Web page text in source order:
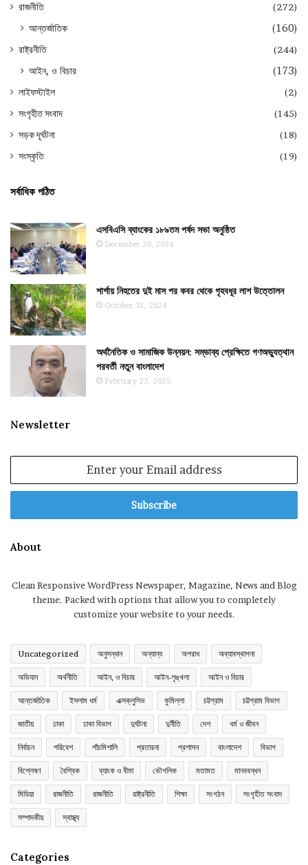
রাজনীতি
(272)
আন্তর্জাতিক (160)
রাষ্ট্রনীতি (244)
আইন, ও বিচার (173)
লাইফস্টাইল
(2)
সংগৃহীত সংবাদ
(145)
সড়ক দূর্ঘটনা
(18)
সংস্কৃতি
(19)
সর্বাধিক পঠিত
এসবিএসি ব্যাংকের ১৮৯তম পর্ষদ সভা অনুষ্ঠিত
December 30, 2024
শার্শায় নিহতের দুই মাস পর কবর থেকে গৃহবধূর লাশ উত্তোলন
October 31, 2024
অর্থনৈতিক ও সামাজিক উন্নয়ন: সম্ভাব্য প্রেক্ষিতে গণঅভ্যুত্থান
পরবর্তী নতুন বাংলাদেশ
February 23, 2025
Newsletter
Email
About
Clean Responsive WordPress Newspaper, Magazine, News and Blog
theme. Packed with options that allow you to completely
customize your website to your needs.
Uncategorized অনুসন্ধান অন্যান্য অপরাধ অব্যাবস্থাপনা
অভিযান অর্থনীতি আইন, ও বিচার আইন-শৃঙ্খলা আইন ও বিচার
আন্তর্জাতিক ইসলাম ধর্ম এক্সক্লুসিভ কুমিল্লা চট্টগ্রাম চট্টগ্রাম বিভাগ
জাতীয় ঢাকা ঢাকা বিভাগ দুর্ঘটনা দুর্নীতি দেশ ধর্ম ও জীবন
নির্বাচন পরিবেশ পাঁচমিশালি প্রতারনা প্রশাসন বাংলাদেশ বিভাগ
বিশ্লেষণ বৈশ্বিক ব্যাংক ও বীমা ভৌগলিক মতামত মানববন্ধন
মিডিয়া রাজনীতি রাজনীতি রাষ্ট্রনীতি শিক্ষা সংগঠন সংগৃহীত সংবাদ
সম্পাদকীয় স্বাস্থ্য
Categories